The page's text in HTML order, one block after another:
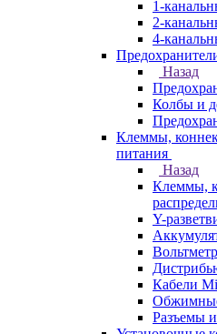
1-
2-
4-
Назад
Колбы и
Клеммы,
питания
Назад
Клеммы,
Y-
Кабели
Разъемы